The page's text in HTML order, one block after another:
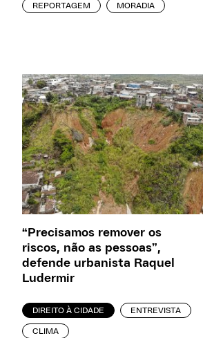
REPORTAGEM MORADIA
“Precisamos remover os
riscos, não as pessoas”,
defende urbanista Raquel
Ludermir
DIREITO À CIDADE ENTREVISTA
CLIMA